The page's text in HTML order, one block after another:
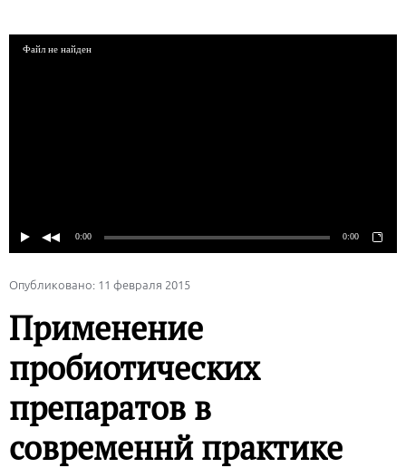
Опубликовано: 11 февраля 2015
Применение
пробиотических
препаратов в
современнй практике